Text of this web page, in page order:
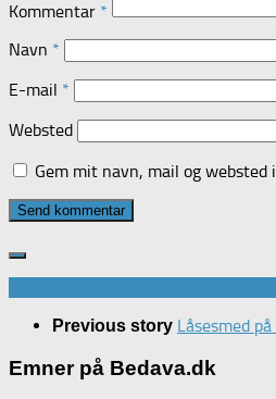
Kommentar *
Navn *
E-mail *
Websted
Gem mit navn, mail og
Previous story Låsesmed
Emner på Bedava.dk